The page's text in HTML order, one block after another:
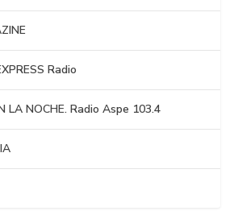
Radio
LA NOCHE. Radio Aspe 103.4